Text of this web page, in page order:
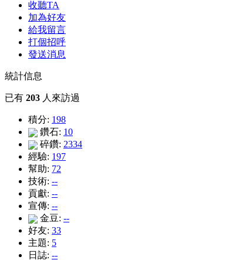
收聽TA
加為好友
給我留言
打個招呼
發送消息
統計信息
已有 203 人來訪過
積分: 198
鑽石: 10
碎鑽: 2334
經驗: 197
幫助: 72
技術: --
貢獻: --
宣傳: --
金豆: --
好友: 33
主題: 5
日誌: --